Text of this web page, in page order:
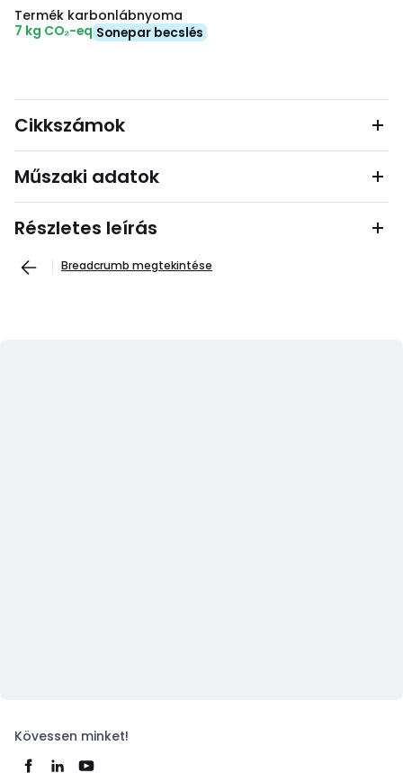
Termék karbonlábnyoma
7 kg CO₂-eq Sonepar becslés
Cikkszámok
Műszaki adatok
Részletes leírás
Breadcrumb megtekintése
Kövessen minket!